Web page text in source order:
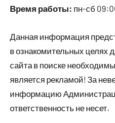
Время работы: пн-сб
Данная информация
в ознакомительных целях
сайта в поиске
является рекламой! За
информацию
ответственность не несет.